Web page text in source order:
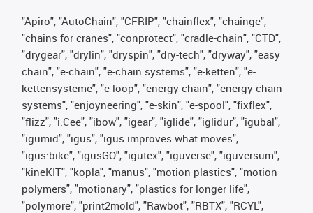
"Apiro", "AutoChain", "CFRIP", "chainflex", "chainge",
"chains for cranes", "conprotect", "cradle-chain", "CTD",
"drygear", "drylin", "dryspin", "dry-tech", "dryway", "easy
chain", "e-chain", "e-chain systems", "e-ketten", "e-
kettensysteme", "e-loop", "energy chain", "energy chain
systems", "enjoyneering", "e-skin", "e-spool", "fixflex",
"flizz", "i.Cee", "ibow", "igear", "iglide", "iglidur", "igubal",
"igumid", "igus", "igus improves what moves",
"igus:bike", "igusGO", "igutex", "iguverse", "iguversum",
"kineKIT", "kopla", "manus", "motion plastics", "motion
polymers", "motionary", "plastics for longer life",
"polymore", "print2mold", "Rawbot", "RBTX", "RCYL",